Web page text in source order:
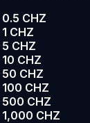
0.5 CHZ
1 CHZ
5 CHZ
10 CHZ
50 CHZ
100 CHZ
500 CHZ
1,000 CHZ